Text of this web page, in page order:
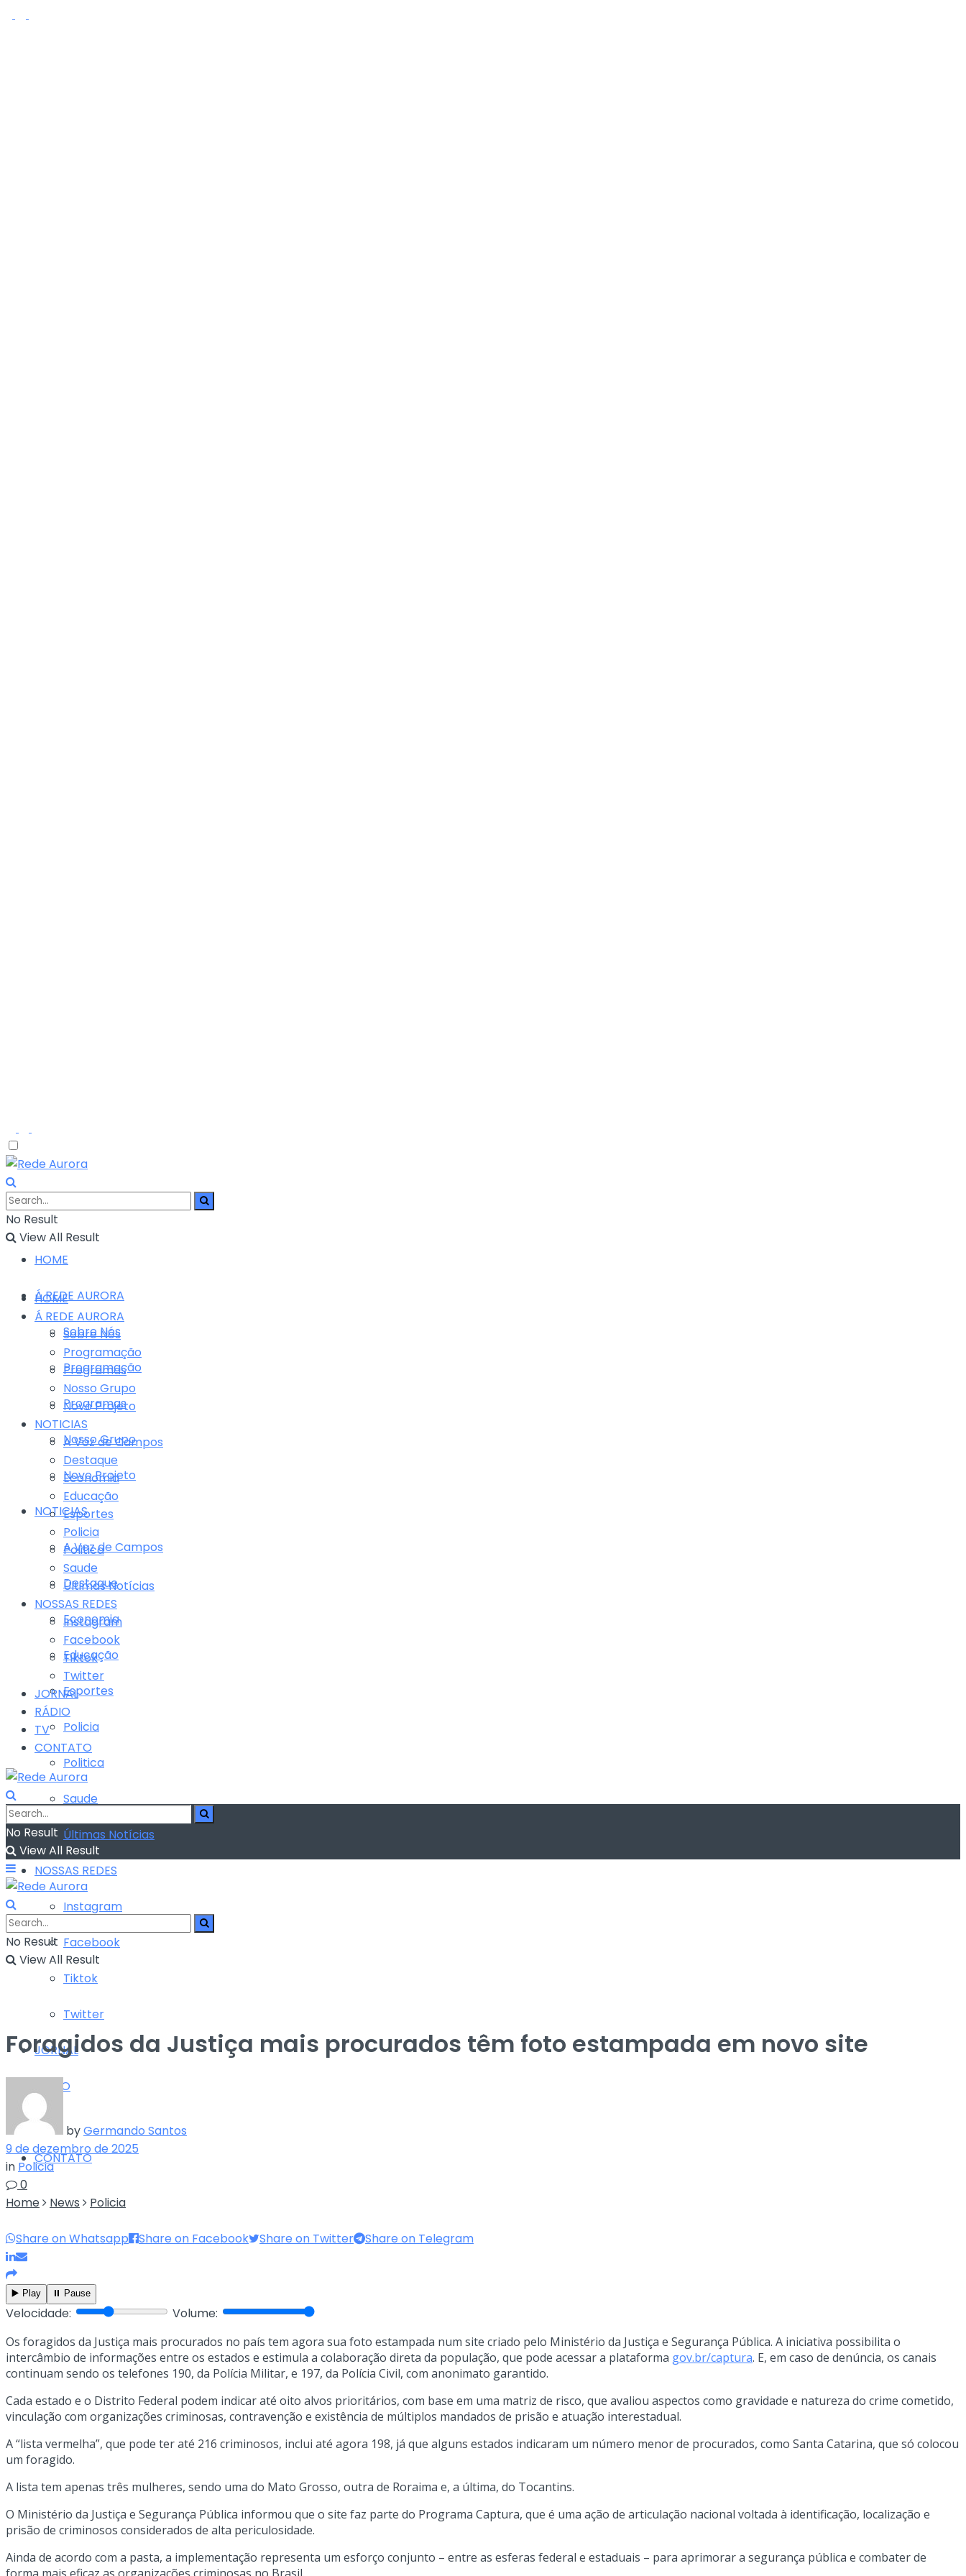
No Result
View All Result
HOME
Á REDE AURORA
Sobre Nós
Programação
Programas
Nosso Grupo
Novo Projeto
NOTICIAS
A Voz de Campos
Destaque
Economia
Educação
Esportes
Policia
Politica
Saude
Últimas Notícias
NOSSAS REDES
Instagram
Facebook
Tiktok
Twitter
JORNAL
RÁDIO
TV
CONTATO
HOME
Á REDE AURORA
Sobre Nós
Programação
Programas
Nosso Grupo
Novo Projeto
NOTICIAS
A Voz de Campos
Destaque
Economia
Educação
Esportes
Policia
Politica
Saude
Últimas Notícias
NOSSAS REDES
Instagram
Facebook
Tiktok
Twitter
JORNAL
RÁDIO
TV
CONTATO
No Result
View All Result
No Result
View All Result
Foragidos da Justiça mais procurados têm foto estampada em novo site
byGermando Santos
9 de dezembro de 2025
in Policia
0
Home
News Policia
Share on Whatsapp Share on Facebook Share on Twitter Share on Telegram
▶️ Play ⏸️ Pause
Velocidade: Volume:
Os foragidos da Justiça mais procurados no país tem agora sua foto estampada num site criado pelo Ministério da Justiça e Segurança Pública. A iniciativa possibilita o
intercâmbio de informações entre os estados e estimula a colaboração direta da população, que pode acessar a plataforma gov.br/captura. E, em caso de denúncia, os canais
continuam sendo os telefones 190, da Polícia Militar, e 197, da Polícia Civil, com anonimato garantido.
Cada estado e o Distrito Federal podem indicar até oito alvos prioritários, com base em uma matriz de risco, que avaliou aspectos como gravidade e natureza do crime cometido,
vinculação com organizações criminosas, contravenção e existência de múltiplos mandados de prisão e atuação interestadual.
A “lista vermelha”, que pode ter até 216 criminosos, inclui até agora 198, já que alguns estados indicaram um número menor de procurados, como Santa Catarina, que só colocou
um foragido.
A lista tem apenas três mulheres, sendo uma do Mato Grosso, outra de Roraima e, a última, do Tocantins.
O Ministério da Justiça e Segurança Pública informou que o site faz parte do Programa Captura, que é uma ação de articulação nacional voltada à identificação, localização e
prisão de criminosos considerados de alta periculosidade.
Ainda de acordo com a pasta, a implementação representa um esforço conjunto – entre as esferas federal e estaduais – para aprimorar a segurança pública e combater de
forma mais eficaz as organizações criminosas no Brasil.